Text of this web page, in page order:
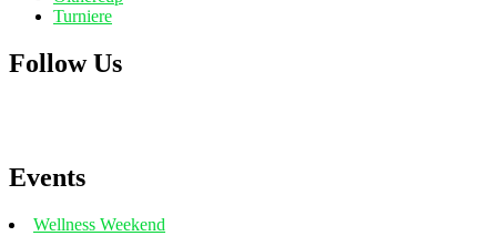
Turniere
Follow Us
Events
Wellness Weekend